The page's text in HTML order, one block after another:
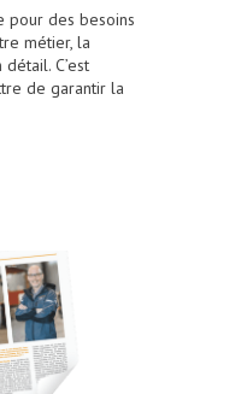
pour des besoins
métier, la
C’est
de garantir la